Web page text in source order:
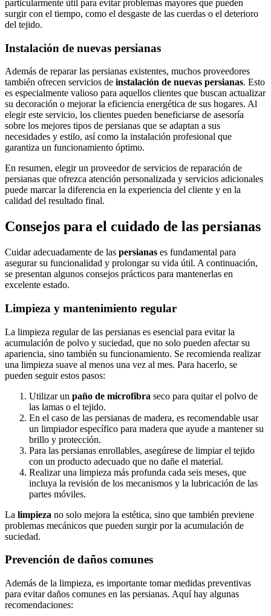
particularmente útil para evitar problemas mayores que pueden
surgir con el tiempo, como el desgaste de las cuerdas o el deterioro
del tejido.
Instalación de nuevas persianas
Además de reparar las persianas existentes, muchos proveedores
también ofrecen servicios de instalación de nuevas persianas. Esto
es especialmente valioso para aquellos clientes que buscan actualizar
su decoración o mejorar la eficiencia energética de sus hogares. Al
elegir este servicio, los clientes pueden beneficiarse de asesoría
sobre los mejores tipos de persianas que se adaptan a sus
necesidades y estilo, así como la instalación profesional que
garantiza un funcionamiento óptimo.
En resumen, elegir un proveedor de servicios de reparación de
persianas que ofrezca atención personalizada y servicios adicionales
puede marcar la diferencia en la experiencia del cliente y en la
calidad del resultado final.
Consejos para el cuidado de las persianas
Cuidar adecuadamente de las persianas es fundamental para
asegurar su funcionalidad y prolongar su vida útil. A continuación,
se presentan algunos consejos prácticos para mantenerlas en
excelente estado.
Limpieza y mantenimiento regular
La limpieza regular de las persianas es esencial para evitar la
acumulación de polvo y suciedad, que no solo pueden afectar su
apariencia, sino también su funcionamiento. Se recomienda realizar
una limpieza suave al menos una vez al mes. Para hacerlo, se
pueden seguir estos pasos:
Utilizar un paño de microfibra seco para quitar el polvo de
las lamas o el tejido.
En el caso de las persianas de madera, es recomendable usar
un limpiador específico para madera que ayude a mantener su
brillo y protección.
Para las persianas enrollables, asegúrese de limpiar el tejido
con un producto adecuado que no dañe el material.
Realizar una limpieza más profunda cada seis meses, que
incluya la revisión de los mecanismos y la lubricación de las
partes móviles.
La limpieza no solo mejora la estética, sino que también previene
problemas mecánicos que pueden surgir por la acumulación de
suciedad.
Prevención de daños comunes
Además de la limpieza, es importante tomar medidas preventivas
para evitar daños comunes en las persianas. Aquí hay algunas
recomendaciones: